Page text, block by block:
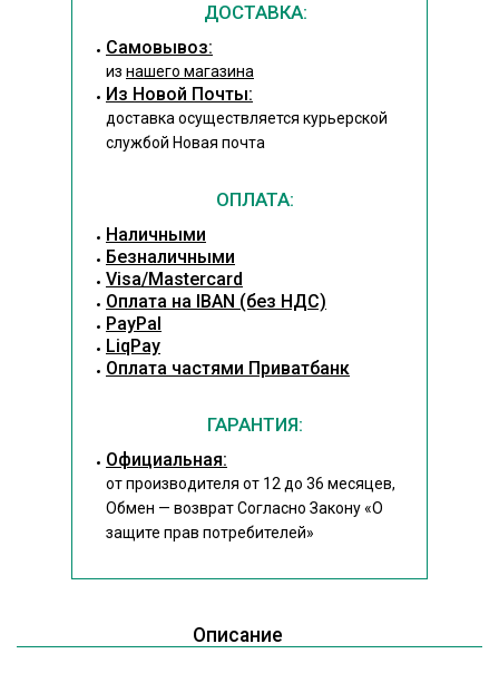
ДОСТАВКА:
Cамовывоз:
из нашего магазина
Из Новой Почты:
доставка осуществляется курьерской
службой Новая почта
ОПЛАТА:
Наличными
Безналичными
Visa/Mastercard
Оплата на IBAN (без НДС)
PayPal
LiqPay
Оплата частями Приватбанк
ГАРАНТИЯ:
Официальная:
от производителя от 12 до 36 месяцев,
Обмен — возврат Согласно Закону«О
защите прав потребителей»
Описание